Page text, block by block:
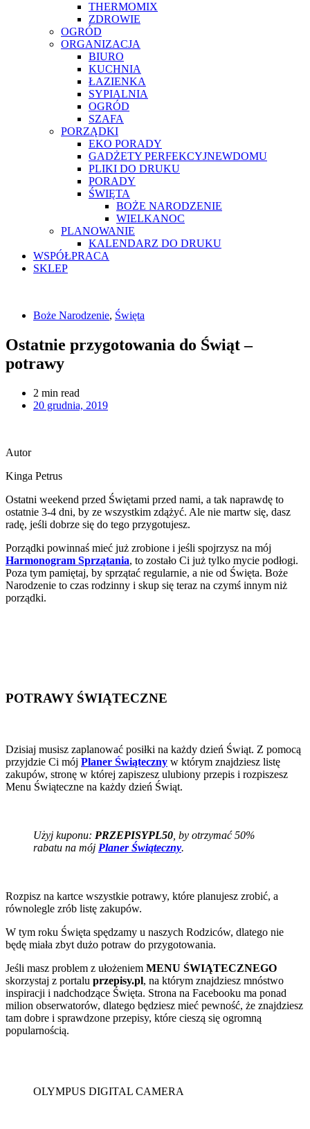
THERMOMIX
ZDROWIE
OGRÓD
ORGANIZACJA
BIURO
KUCHNIA
ŁAZIENKA
SYPIALNIA
OGRÓD
SZAFA
PORZĄDKI
EKO PORADY
GADŻETY PERFEKCYJNEWDOMU
PLIKI DO DRUKU
PORADY
ŚWIĘTA
BOŻE NARODZENIE
WIELKANOC
PLANOWANIE
KALENDARZ DO DRUKU
WSPÓŁPRACA
SKLEP
Boże Narodzenie, Święta
Ostatnie przygotowania do Świąt –
potrawy
2 min read
20 grudnia, 2019
Autor
Kinga Petrus
Ostatni weekend przed Świętami przed nami, a tak naprawdę to
ostatnie 3-4 dni, by ze wszystkim zdążyć. Ale nie martw się, dasz
radę, jeśli dobrze się do tego przygotujesz.
Porządki powinnaś mieć już zrobione i jeśli spojrzysz na mój
Harmonogram Sprzątania, to zostało Ci już tylko mycie podłogi.
Poza tym pamiętaj, by sprzątać regularnie, a nie od Święta. Boże
Narodzenie to czas rodzinny i skup się teraz na czymś innym niż
porządki.
POTRAWY ŚWIĄTECZNE
Dzisiaj musisz zaplanować posiłki na każdy dzień Świąt. Z pomocą
przyjdzie Ci mój Planer Świąteczny w którym znajdziesz listę
zakupów, stronę w której zapiszesz ulubiony przepis i rozpiszesz
Menu Świąteczne na każdy dzień Świąt.
Użyj kuponu: PRZEPISYPL50 , by otrzymać 50%
rabatu na mój Planer Świąteczny.
Rozpisz na kartce wszystkie potrawy, które planujesz zrobić, a
równolegle zrób listę zakupów.
W tym roku Święta spędzamy u naszych Rodziców, dlatego nie
będę miała zbyt dużo potraw do przygotowania.
Jeśli masz problem z ułożeniem MENU ŚWIĄTECZNEGO
skorzystaj z portalu przepisy.pl, na którym znajdziesz mnóstwo
inspiracji i nadchodzące Święta. Strona na Facebooku ma ponad
milion obserwatorów, dlatego będziesz mieć pewność, że znajdziesz
tam dobre i sprawdzone przepisy, które cieszą się ogromną
popularnością.
OLYMPUS DIGITAL CAMERA